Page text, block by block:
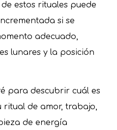
estos rituales puede
si se
adecuado,
lunares y la posición
para descubrir cuál es
de amor, trabajo,
de energía